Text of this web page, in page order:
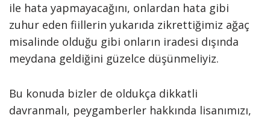
ile hata yapmayacağını, onlardan hata gibi
zuhur eden fiillerin yukarıda zikrettiğimiz ağaç
misalinde olduğu gibi onların iradesi dışında
meydana geldiğini güzelce düşünmeliyiz.
Bu konuda bizler de oldukça dikkatli
davranmalı, peygamberler hakkında lisanımızı,